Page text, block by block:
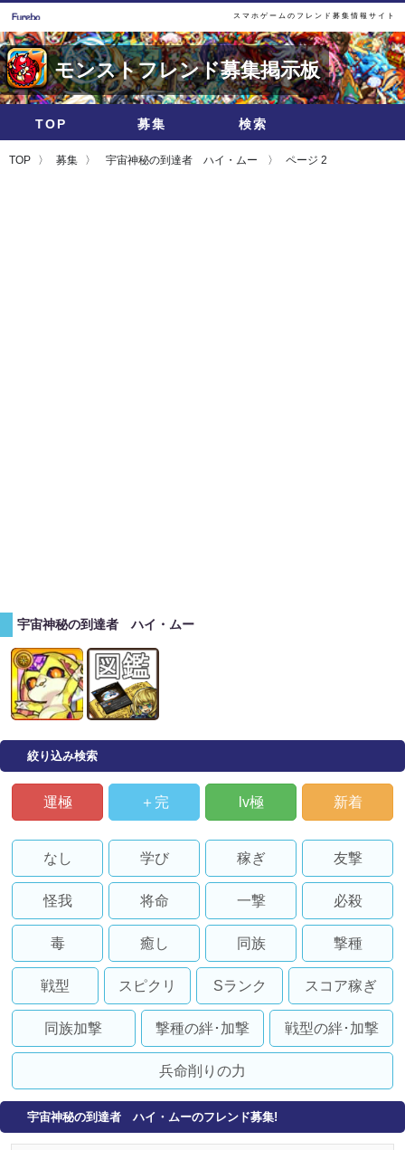
スマホゲームのフレンド募集情報サイト
モンストフレンド募集掲示板
TOP 募集 検索
TOP 募集 宇宙神秘の到達者 ハイ・ムー ページ 2
宇宙神秘の到達者 ハイ・ムー
絞り込み検索
運極 ＋完 lv極 新着
なし 学び 稼ぎ 友撃
怪我 将命 一撃 必殺
毒 癒し 同族 撃種
戦型 スピクリ Sランク スコア稼ぎ
同族加撃 撃種の絆･加撃 戦型の絆･加撃
兵命削りの力
宇宙神秘の到達者 ハイ・ムーのフレンド募集!